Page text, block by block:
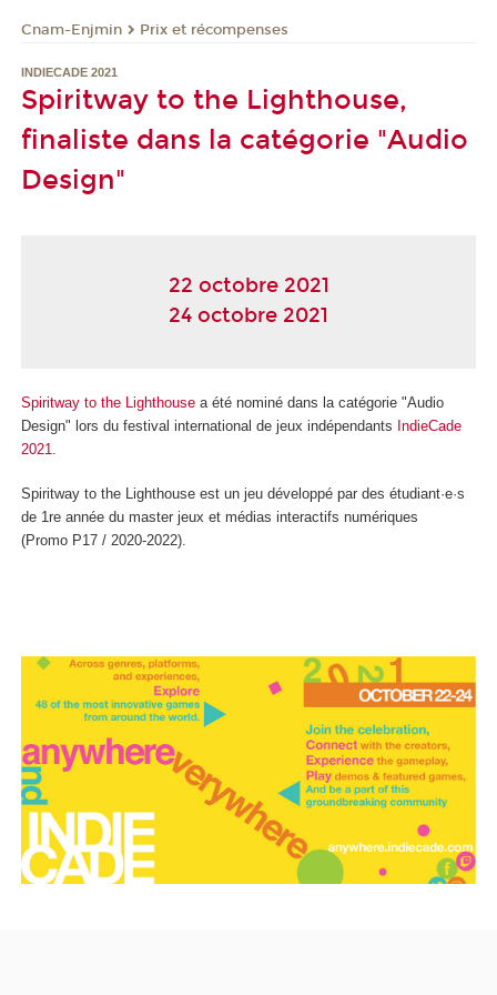
Cnam-Enjmin Prix et récompenses
INDIECADE 2021
Spiritway to the Lighthouse,
finaliste dans la catégorie "Audio
Design"
22 octobre 2021
24 octobre 2021
Spiritway to the Lighthouse a été nominé dans la catégorie "Audio
Design" lors du festival international de jeux indépendants IndieCade
2021
Spiritway to the Lighthouse est un jeu développé par des étudiant·e·s
de 1re année du master jeux et médias interactifs numériques
(Promo P17 / 2020-2022).